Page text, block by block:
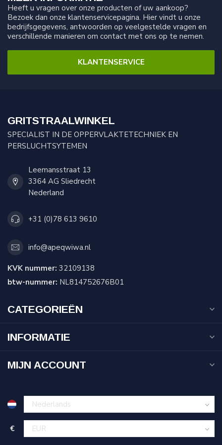
Heeft u vragen over onze producten of uw aankoop?
Bezoek dan onze klantenservicepagina. Hier vindt u onze
bedrijfsgegevens, antwoorden op veelgestelde vragen en
verschillende manieren om contact met ons op te nemen.
KLANTENSERVICE
GRITSTRAALWINKEL
SPECIALIST IN DE OPPERVLAKTETECHNIEK EN
PERSLUCHTSYTEMEN
Leemansstraat 13
3364 AG Sliedrecht
Nederland
+31 (0)78 613 9610
info@apeqwiwa.nl
KVK nummer: 32109138
btw-nummer: NL814752676B01
CATEGORIEËN
INFORMATIE
MIJN ACCOUNT
€